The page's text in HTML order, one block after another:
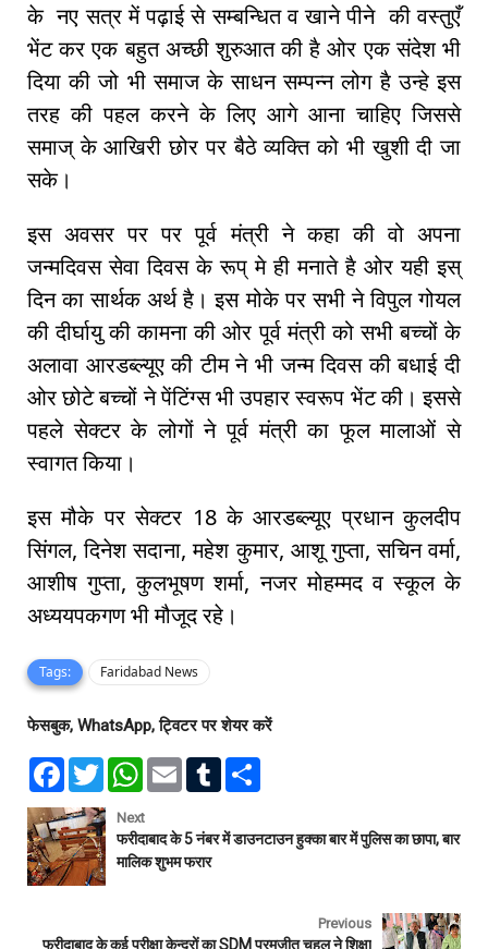
के नए सत्र में पढ़ाई से सम्बन्धित व खाने पीने की वस्तुएँ
भेंट कर एक बहुत अच्छी शुरुआत की है ओर एक संदेश भी
दिया की जो भी समाज के साधन सम्पन्न लोग है उन्हे इस
तरह की पहल करने के लिए आगे आना चाहिए जिससे
समाज् के आखिरी छोर पर बैठे व्यक्ति को भी खुशी दी जा
सके।
इस अवसर पर पर पूर्व मंत्री ने कहा की वो अपना
जन्मदिवस सेवा दिवस के रूप् मे ही मनाते है ओर यही इस्
दिन का सार्थक अर्थ है। इस मोके पर सभी ने विपुल गोयल
की दीर्घायु की कामना की ओर पूर्व मंत्री को सभी बच्चों के
अलावा आरडब्ल्यूए की टीम ने भी जन्म दिवस की बधाई दी
ओर छोटे बच्चों ने पेंटिंग्स भी उपहार स्वरूप भेंट की। इससे
पहले सेक्टर के लोगों ने पूर्व मंत्री का फूल मालाओं से
स्वागत किया।
इस मौके पर सेक्टर 18 के आरडब्ल्यूए प्रधान कुलदीप
सिंगल, दिनेश सदाना, महेश कुमार, आशू गुप्ता, सचिन वर्मा,
आशीष गुप्ता, कुलभूषण शर्मा, नजर मोहम्मद व स्कूल के
अध्ययपकगण भी मौजूद रहे।
Tags: Faridabad News
फेसबुक, WhatsApp, ट्विटर पर शेयर करें
F
e
b
o
o
k
T
w
t
t
e
r
W
t
s
A
p
E
l
T
l
e
Next
फरीदाबाद के 5 नंबर में डाउनटाउन हुक्का बार में पुलिस का छापा, बार
मालिक शुभम फरार
Previous
फरीदाबाद के कई परीक्षा केन्द्रों का SDM परमजीत चहल ने शिक्षा